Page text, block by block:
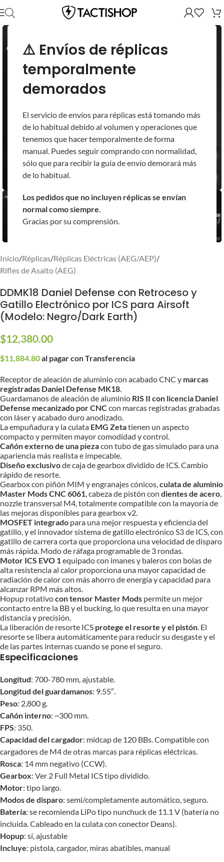
⚠️ Envíos de réplicas
temporalmente
demorados
El servicio de envíos para réplicas está tomando más
de lo habitual debido al volumen y operaciones que
tenemos que hacer temporalmente de forma
manual. Puedes seguir comprando con normalidad,
sólo que para recibir la guía de envío demorará más
de lo habitual.
Los pedidos que no incluyen réplicas se envían
normal como siempre.
Gracias por su comprensión.
Inicio/Réplicas/Réplicas Eléctricas (AEG/AEP)/
Rifles de Asalto (AEG)
DDMK18 Daniel Defense con Retroceso y
Gatillo Electrónico por ICS para Airsoft
(Modelo: Negro/Dark Earth)
$12,380.00
$11,884.80al pagar con Transferencia
Receptor de aleación de aluminio con acabado CNC y marcas
registradas Daniel Defense MK18.
Guardamanos de aleación de aluminio RIS II con licencia Daniel
Defense mecanizado por CNC con marcas registradas grabadas
con láser y acabado duro anodizado.
La empuñadura y la culata EMG Zetatienen un aspecto
compacto y permiten mayor comodidad y control.
Cañón externo de una piezacon tubo de gas simulado para una
apariencia más realista e impecable.
Diseño exclusivode caja de gearbox dividido de ICS. Cambio
rápido de resorte.
Gearbox con piñón MIM y engranajes cónicos,culata de aluminio
Master Mods CNC 6061, cabeza de pistón con dientes de acero,
nozzle transversal M4, totalmente compatible con la mayoría de
las mejoras disponibles para gearbox v2.
MOSFET integrado para una mejor respuesta y eficiencia del
gatillo, y el innovador sistema de gatillo electrónico S3 de ICS, con
gatillo de carrera corta que proporciona una velocidad de disparo
más rápida. Modo de ráfaga programable de 3 rondas.
Motor ICS EVO 1equipado con imanes y baleros con bolas de
alta resistencia al calor proporciona una mayor capacidad de
radiación de calor con más ahorro de energía y capacidad para
alcanzar RPM más altos.
Hopup rotativocon tensor Master Mods permite un mejor
contacto entre la BB y el bucking, lo que resulta en una mayor
distancia y precisión.
La liberación de resorte ICS protege el resorte y el pistón. El
resorte se libera automáticamente para reducir su desgaste y el
de las partes internas cuando se pone el seguro.
Especificaciones
Longitud: 700-780 mm, ajustable.
Longitud del guardamanos: 9.55″.
Peso: 2,800 g.
Cañón interno: ~300 mm.
FPS: 350.
Capacidad del cargador: midcap de 120 BBs. Compatible con
cargadores de M4 de otras marcas para réplicas eléctricas.
Rosca: 14 mm negativo (CCW).
Gearbox: Ver 2 Full Metal ICS tipo dividido.
Motor: tipo largo.
Modos de disparo: semi/completamente automático, seguro.
Batería: se recomienda LiPo tipo nunchuck de 11.1 V (batería no
incluida. Cableado en la culata con conector Deans).
Hopup: sí, ajustable
Incluye: pistola, cargador, miras abatibles, manual